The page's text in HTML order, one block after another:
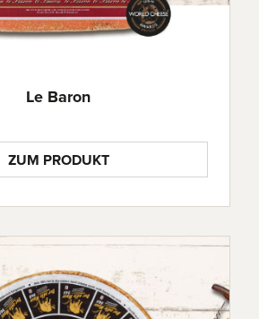
Le Baron
ZUM PRODUKT